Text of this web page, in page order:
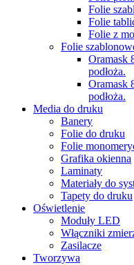
Folie
Folie
Folie z
Folie
Oramask
podłoża.
Oramask
podłoża.
Media do druku
Banery
Folie do druku
Folie
Grafika okienna
Laminaty
Materiały do
Tapety do druku
Oświetlenie
Moduły LED
Włączniki
Zasilacze
Tworzywa